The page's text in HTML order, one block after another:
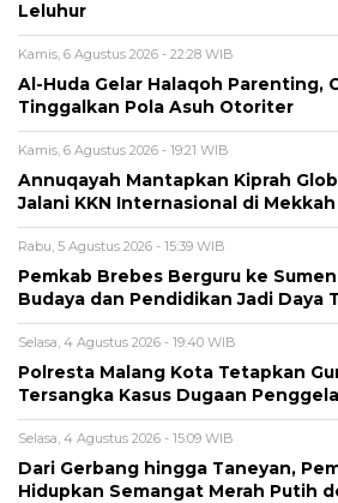
Leluhur
Kamis, 6 Agustus 2026 - 22:28 WIB
Al-Huda Gelar Halaqoh Parenting,
Tinggalkan Pola Asuh Otoriter
Kamis, 6 Agustus 2026 - 19:21 WIB
Annuqayah Mantapkan Kiprah
Jalani KKN Internasional di
Rabu, 5 Agustus 2026 - 15:39 WIB
Pemkab Brebes Berguru ke
Budaya dan Pendidikan Jadi Daya
Selasa, 4 Agustus 2026 - 19:40 WIB
Polresta Malang Kota Tetapkan
Tersangka Kasus Dugaan
Selasa, 4 Agustus 2026 - 15:09 WIB
Dari Gerbang hingga Taneyan,
Hidupkan Semangat Merah Putih